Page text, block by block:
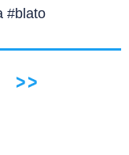
#blato